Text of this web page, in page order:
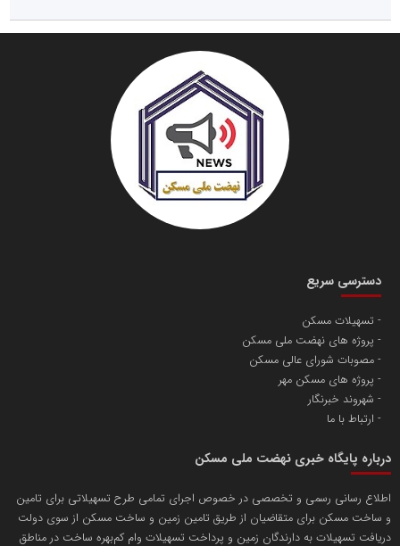
دسترسی سریع
تسهیلات مسکن
پروژه های نهضت ملی مسکن
مصوبات شورای عالی مسکن
پروژه های مسکن مهر
شهروند خبرنگار
ارتباط با ما
درباره پایگاه خبری نهضت ملی مسکن
اطلاع رسانی رسمی و تخصصی در خصوص اجرای تمامی طرح تسهیلاتی برای تامین
و ساخت مسکن برای متقاضیان از طریق تامین زمین و ساخت مسکن از سوی دولت
دریافت تسهیلات به دارندگان زمین و پرداخت تسهیلات وام کم‌بهره ساخت در مناطق